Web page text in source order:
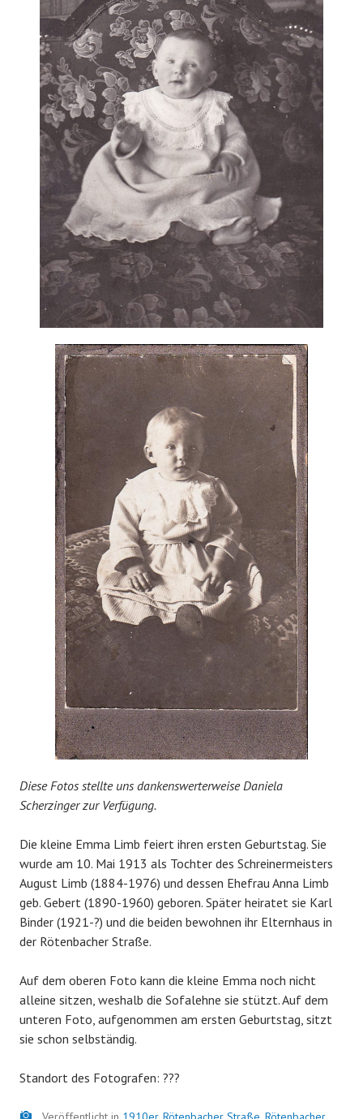
Diese Fotos stellte uns dankenswerterweise Daniela
Scherzinger zur Verfügung.
Die kleine Emma Limb feiert ihren ersten Geburtstag. Sie
wurde am 10. Mai 1913 als Tochter des Schreinermeisters
August Limb (1884-1976) und dessen Ehefrau Anna Limb
geb. Gebert (1890-1960) geboren. Später heiratet sie Karl
Binder (1921-?) und die beiden bewohnen ihr Elternhaus in
der Rötenbacher Straße.
Auf dem oberen Foto kann die kleine Emma noch nicht
alleine sitzen, weshalb die Sofalehne sie stützt. Auf dem
unteren Foto, aufgenommen am ersten Geburtstag, sitzt
sie schon selbständig.
Standort des Fotografen: ???
Bild